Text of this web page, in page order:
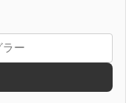
炎ノ消防隊